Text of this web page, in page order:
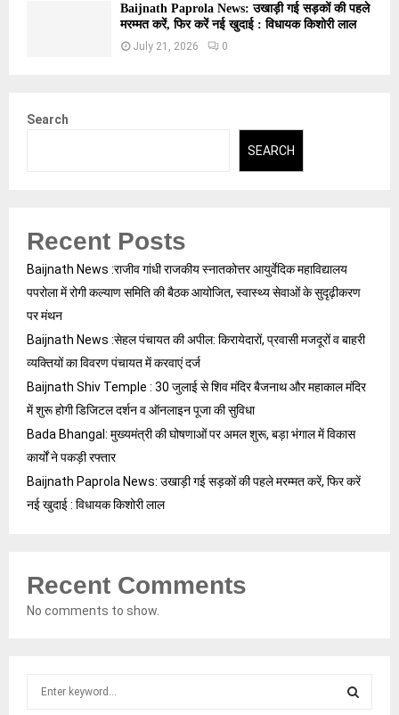
Baijnath Paprola News: उखाड़ी गई सड़कों की पहले
मरम्मत करें, फिर करें नई खुदाई : विधायक किशोरी लाल
July 21, 2026 0
Search
SEARCH
Recent Posts
Baijnath News :राजीव गांधी राजकीय स्नातकोत्तर आयुर्वेदिक महाविद्यालय
पपरोला में रोगी कल्याण समिति की बैठक आयोजित, स्वास्थ्य सेवाओं के सुदृढ़ीकरण
पर मंथन
Baijnath News :सेहल पंचायत की अपील: किरायेदारों, प्रवासी मजदूरों व बाहरी
व्यक्तियों का विवरण पंचायत में करवाएं दर्ज
Baijnath Shiv Temple : 30 जुलाई से शिव मंदिर बैजनाथ और महाकाल मंदिर
में शुरू होगी डिजिटल दर्शन व ऑनलाइन पूजा की सुविधा
Bada Bhangal: मुख्यमंत्री की घोषणाओं पर अमल शुरू, बड़ा भंगाल में विकास
कार्यों ने पकड़ी रफ्तार
Baijnath Paprola News: उखाड़ी गई सड़कों की पहले मरम्मत करें, फिर करें
नई खुदाई : विधायक किशोरी लाल
Recent Comments
No comments to show.